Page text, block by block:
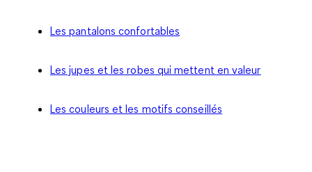
Les pantalons confortables
Les jupes et les robes qui mettent en valeur
Les couleurs et les motifs conseillés